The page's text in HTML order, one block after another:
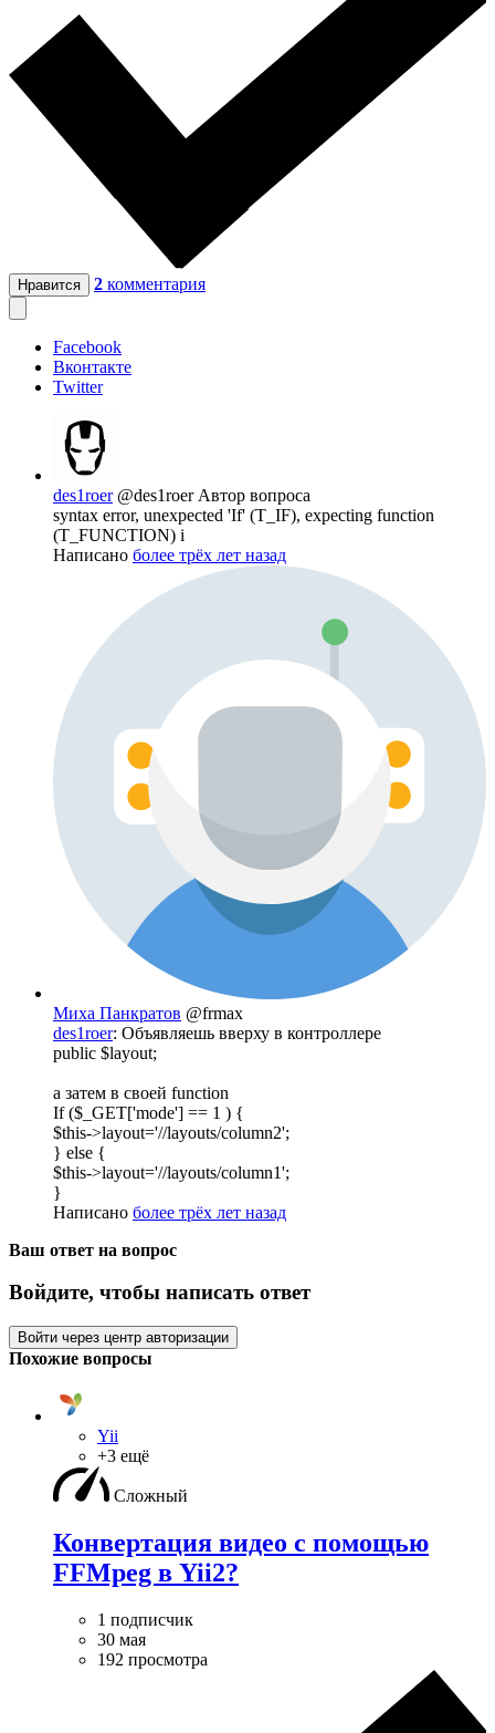
Нравится 2 комментария
Facebook
Вконтакте
Twitter
des1roer @des1roer Автор вопроса
syntax error, unexpected 'If' (T_IF), expecting function
(T_FUNCTION) i
Написано более трёх лет назад
Миха Панкратов @frmax
des1roer: Объявляешь вверху в контроллере
public $layout;
а затем в своей function
If ($_GET['mode'] == 1 ) {
$this->layout='//layouts/column2';
} else {
$this->layout='//layouts/column1';
}
Написано более трёх лет назад
Ваш ответ на вопрос
Войдите, чтобы написать ответ
Войти через центр авторизации
Похожие вопросы
Yii
+3 ещё
Сложный
Конвертация видео с помощью
FFMpeg в Yii2?
1 подписчик
30 мая
192 просмотра